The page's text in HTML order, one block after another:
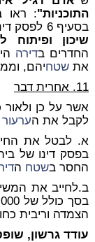
התוכניות": ראו
בסעיף 6 לפסק דינה בעניין
שיכון
החדרים בדירה
את שטחיהם,
11. אחרית דבר
אשר על כן ולאור
לקבל את הערעור
בפסק דינו של
החסר בשטח ה
ב.לחייב את
הצמדה וריבית
עודד גרשון,